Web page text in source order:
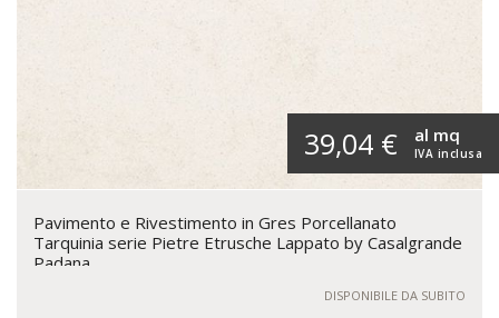
39,04 € IVA inclusa
al mq
Pavimento e Rivestimento in Gres Porcellanato
Tarquinia serie Pietre Etrusche Lappato by Casalgrande
Padana
DISPONIBILE DA SUBITO